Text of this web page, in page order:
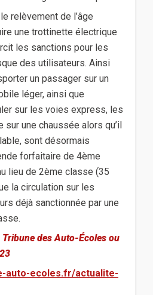
relèvement de l’âge
une trottinette électrique
les sanctions pour les
des utilisateurs. Ainsi
un passager sur un
léger, ainsi que
sur les voies express, les
sur une chaussée alors qu’il
sont désormais
forfaitaire de 4ème
lieu de 2ème classe (35
la circulation sur les
déjà sanctionnée par une
Tribune des Auto-Écoles ou
auto-ecoles.fr/actualite-